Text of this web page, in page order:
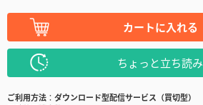
カートに入れる
ちょっと立ち読み
ご利用方法
ダウンロード型配信サービス（買切型）